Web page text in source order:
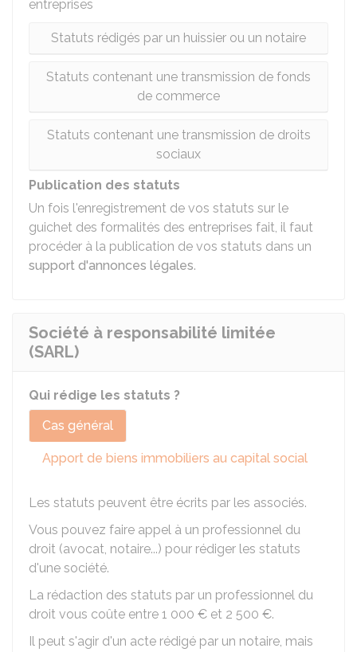
entreprises
Statuts rédigés par un huissier ou un notaire
Statuts contenant une transmission de fonds
de commerce
Statuts contenant une transmission de droits
sociaux
Publication des statuts
Un fois l'enregistrement de vos statuts sur le
guichet des formalités des entreprises fait, il faut
procéder à la publication de vos statuts dans un
support d'annonces légales.
Société à responsabilité limitée
(SARL)
Qui rédige les statuts ?
Cas général
Apport de biens immobiliers au capital social
Les statuts peuvent être écrits par les associés.
Vous pouvez faire appel à un professionnel du
droit (avocat, notaire...) pour rédiger les statuts
d'une société.
La rédaction des statuts par un professionnel du
droit vous coûte entre 1 000 € et 2 500 €.
Il peut s'agir d'un acte rédigé par un notaire, mais